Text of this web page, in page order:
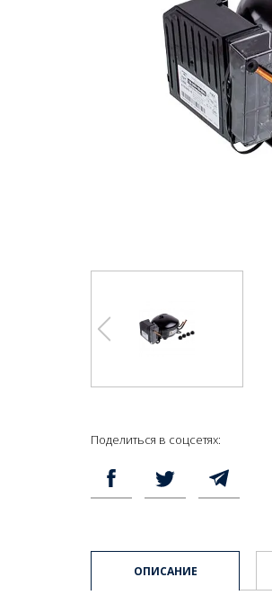
Поделиться в соцсетях:
ОПИСАНИЕ